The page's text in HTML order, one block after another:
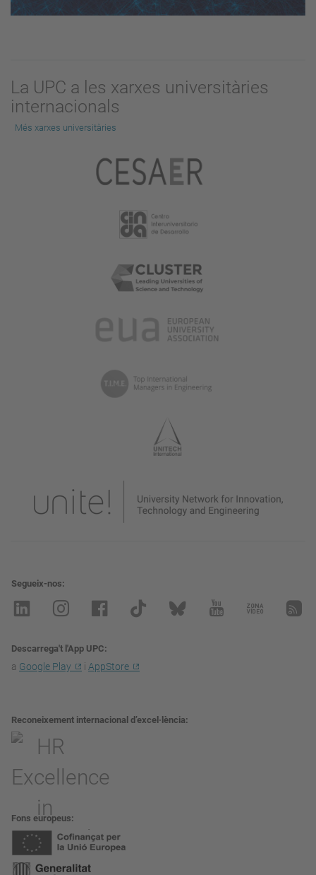
La UPC a les xarxes universitàries
internacionals
Més xarxes universitàries
Segueix-nos
Descarrega't l'App UPC
a Google Play i AppStore
Reconeixement internacional d’excel·lència
Fons europeus